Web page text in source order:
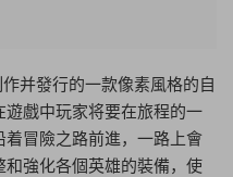
并發行的一款像素風格的自
戲中玩家将要在旅程的一
冒險之路前進，一路上會
強化各個英雄的裝備，使